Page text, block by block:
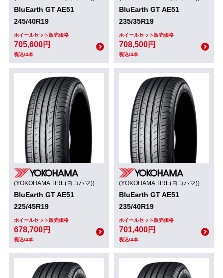
BluEarth GT AE51
245/40R19
ホイールセット販売価格
705,600円
税込/4本
BluEarth GT AE51
235/35R19
ホイールセット販売価格
708,500円
税込/4本
(YOKOHAMA TIRE(ヨコハマ))
BluEarth GT AE51
225/45R19
ホイールセット販売価格
678,700円
税込/4本
(YOKOHAMA TIRE(ヨコハマ))
BluEarth GT AE51
235/40R19
ホイールセット販売価格
701,400円
税込/4本